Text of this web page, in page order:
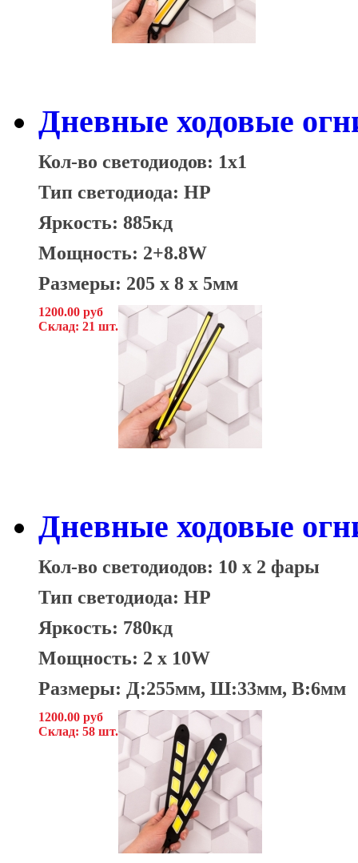
Дневные ходовые
Кол-во светодиодов: 1x1
Тип светодиода: HP
Яркость: 885кд
Мощность: 2+8.8W
Размеры: 205 х 8 х 5мм
1200.00 руб
Склад: 21 шт.
Дневные ходовые
Кол-во светодиодов: 10 x 2 фары
Тип светодиода: HP
Яркость: 780кд
Мощность: 2 x 10W
Размеры: Д:255мм, Ш:33мм, В:6мм
1200.00 руб
Склад: 58 шт.